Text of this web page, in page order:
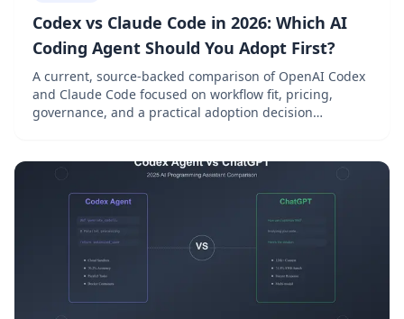
Codex vs Claude Code in 2026: Which AI
Coding Agent Should You Adopt First?
A current, source-backed comparison of OpenAI Codex
and Claude Code focused on workflow fit, pricing,
governance, and a practical adoption decision